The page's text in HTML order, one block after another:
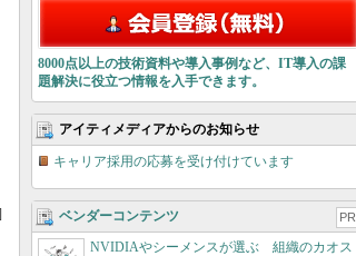
8000点以上の技術資料や導入事例など、IT導入の課
題解決に役立つ情報を入手できます。
アイティメディアからのお知らせ
キャリア採用の応募を受け付けています
ベンダーコンテンツ PR
NVIDIAやシーメンスが選ぶ 組織のカオス